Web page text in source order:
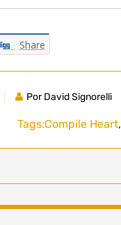
Share
Por David Signorelli
Tags:Compile Heart,